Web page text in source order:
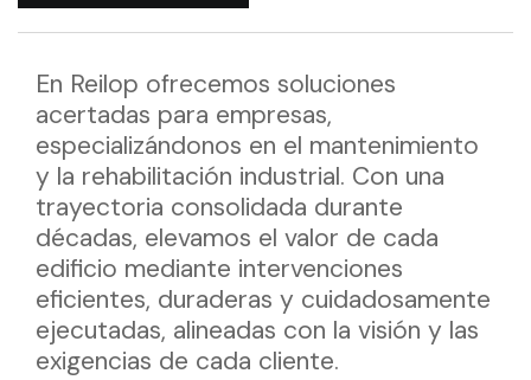
En Reilop ofrecemos soluciones
acertadas para empresas,
especializándonos en el mantenimiento
y la rehabilitación industrial. Con una
trayectoria consolidada durante
décadas, elevamos el valor de cada
edificio mediante intervenciones
eficientes, duraderas y cuidadosamente
ejecutadas, alineadas con la visión y las
exigencias de cada cliente.